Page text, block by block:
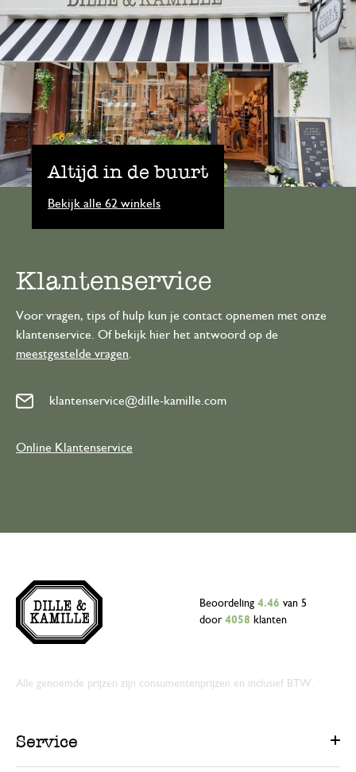
Altijd in de buurt
Bekijk alle 62 winkels
Klantenservice
Voor vragen, tips of hulp kun je contact opnemen met onze
klantenservice. Of bekijk hier het antwoord op de
meestgestelde vragen
klantenservice@dille-kamille.com
Online Klantenservice
Beoordeling 4.46 van 5
door 4058 klanten
Alle genoemde prijzen zijn consumentenprijzen en inclusief BTW.
Service